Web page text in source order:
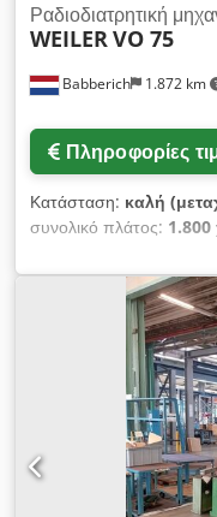
Babberich 1.872 km
Ραδιοδιατρητική
WEILERVO 75
Πληροφορίες
Κατάσταση: καλή
συνολικό πλάτος: 1.800
Μέγιστη διάμετρος
χιλ. Dksdpfx Aijzi S
χιλ. Βάρος: 14000 κιλά
πληροφορίες σε αυτήν
την καλύτερη δυνατή
δυνατού, από τον
με καλή πίστη, αλλά η
τούτου, δεν αποτελούν
σύμβασης. Σας
λεπτομέρειες.